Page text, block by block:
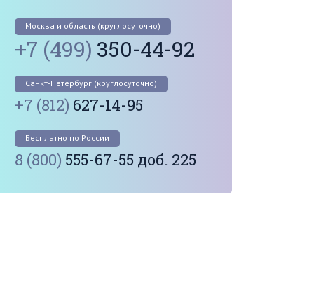
Москва и область (круглосуточно)
+7 (499) 350-44-92
Санкт-Петербург (круглосуточно)
+7 (812) 627-14-95
Бесплатно по России
8 (800) 555-67-55 доб. 225